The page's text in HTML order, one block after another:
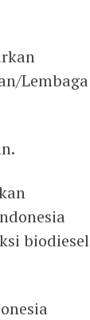
Lembaga
biodiesel